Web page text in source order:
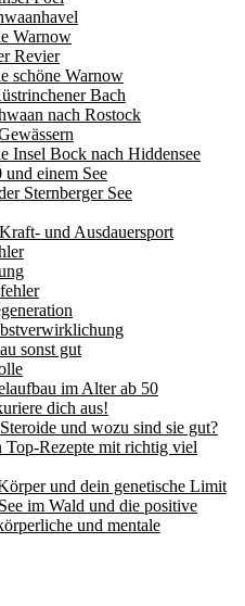
Warnow
Revier
schöne Warnow
Bach
nach Rostock
Insel Bock nach Hiddensee
einem See
Sternberger See
und Ausdauersport
sonst gut
im Alter ab 50
dich aus!
und wozu sind sie gut?
Top-Rezepte mit richtig viel
und dein genetische Limit
im Wald und die positive
und mentale